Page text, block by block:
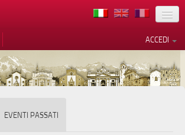
ACCEDI
EVENTI PASSATI
Le tue preferenze relative alla
privacy